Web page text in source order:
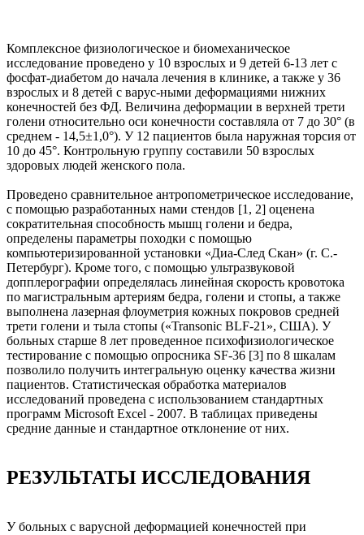
Комплексное физиологическое и биомеханическое
исследование проведено у 10 взрослых и 9 детей 6-13 лет с
фосфат-диабетом до начала лечения в клинике, а также у 36
взрослых и 8 детей с варус-ными деформациями нижних
конечностей без ФД. Величина деформации в верхней трети
голени относительно оси конечности составляла от 7 до 30° (в
среднем - 14,5±1,0°). У 12 пациентов была наружная торсия от
10 до 45°. Контрольную группу составили 50 взрослых
здоровых людей женского пола.
Проведено сравнительное антропометрическое исследование,
с помощью разработанных нами стендов [1, 2] оценена
сократительная способность мышц голени и бедра,
определены параметры походки с помощью
компьютеризированной установки «Диа-След Скан» (г. С.-
Петербург). Кроме того, с помощью ультразвуковой
допплерографии определялась линейная скорость кровотока
по магистральным артериям бедра, голени и стопы, а также
выполнена лазерная флоуметрия кожных покровов средней
трети голени и тыла стопы («Transonic BLF-21», США). У
больных старше 8 лет проведенное психофизиологическое
тестирование с помощью опросника SF-36 [3] по 8 шкалам
позволило получить интегральную оценку качества жизни
пациентов. Статистическая обработка материалов
исследований проведена с использованием стандартных
программ Microsoft Excel - 2007. В таблицах приведены
средние данные и стандартное отклонение от них.
РЕЗУЛЬТАТЫ ИССЛЕДОВАНИЯ
У больных с варусной деформацией конечностей при